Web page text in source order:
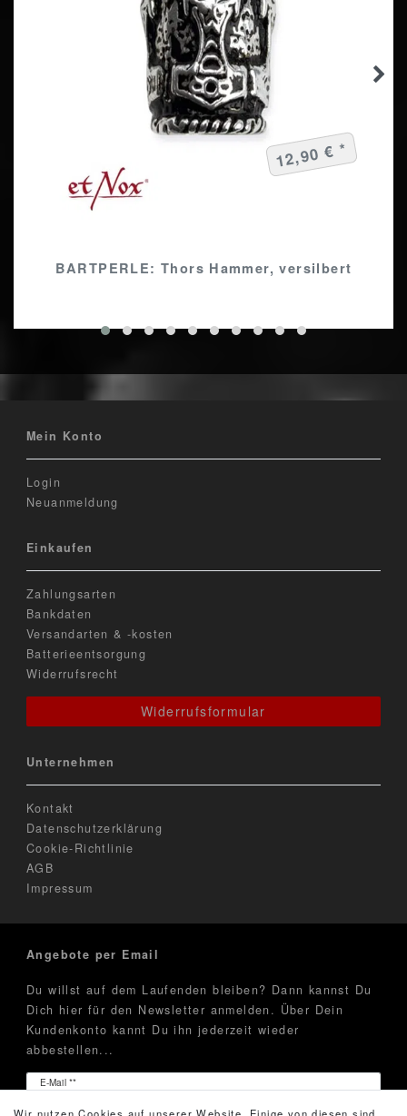
BARTPERLE: Thors Hammer, versilbert
12,90 € *
Mein Konto
Login
Neuanmeldung
Einkaufen
Zahlungsarten
Bankdaten
Versandarten & -kosten
Batterieentsorgung
Widerrufsrecht
Widerrufsformular
Unternehmen
Kontakt
Datenschutzerklärung
Cookie-Richtlinie
AGB
Impressum
Angebote per Email
Du willst auf dem Laufenden bleiben? Dann kannst Du
Dich hier für den Newsletter anmelden. Über Dein
Kundenkonto kannt Du ihn jederzeit wieder
abbestellen...
E-Mail **
Newsletter